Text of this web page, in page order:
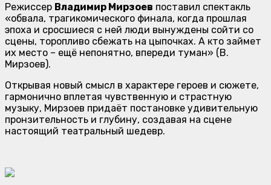
Режиссер Владимир Мирзоев поставил спектакль
«обвала, трагикомического финала, когда прошлая
эпоха и сросшиеся с ней люди вынуждены сойти со
сцены, торопливо сбежать на цыпочках. А кто займет
их место – ещё непонятно, впереди туман» (В.
Мирзоев).
Открывая новый смысл в характере героев и сюжете,
гармонично вплетая чувственную и страстную
музыку, Мирзоев придаёт постановке удивительную
пронзительность и глубину, создавая на сцене
настоящий театральный шедевр.